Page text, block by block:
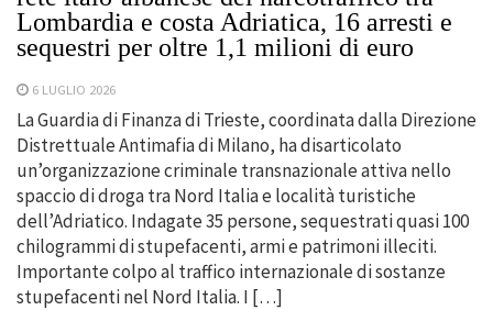
Lombardia e costa Adriatica, 16 arresti e
sequestri per oltre 1,1 milioni di euro
6 LUGLIO 2026
La Guardia di Finanza di Trieste, coordinata dalla Direzione
Distrettuale Antimafia di Milano, ha disarticolato
un’organizzazione criminale transnazionale attiva nello
spaccio di droga tra Nord Italia e località turistiche
dell’Adriatico. Indagate 35 persone, sequestrati quasi 100
chilogrammi di stupefacenti, armi e patrimoni illeciti.
Importante colpo al traffico internazionale di sostanze
stupefacenti nel Nord Italia. I […]